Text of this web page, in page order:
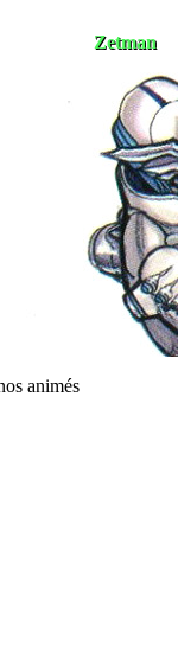
Zetman
animés